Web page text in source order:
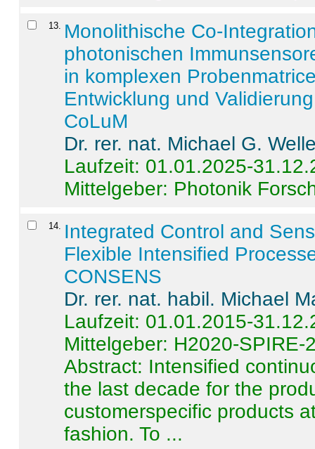
13
Monolithische Co-
photonischen
in komplexen
Entwicklung und
CoLuM
Dr. rer. nat. Michael G.
Laufzeit: 01.01.2025-
Mittelgeber: Photonik
14
Integrated Control and
Flexible Intensified
CONSENS
Dr. rer. nat. habil. Michael
Laufzeit: 01.01.2015-
Mittelgeber: H2020-SPIRE-
Abstract: Intensified
the last decade for the
customerspecific products
fashion. To ...